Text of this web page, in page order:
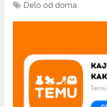
Delo od doma